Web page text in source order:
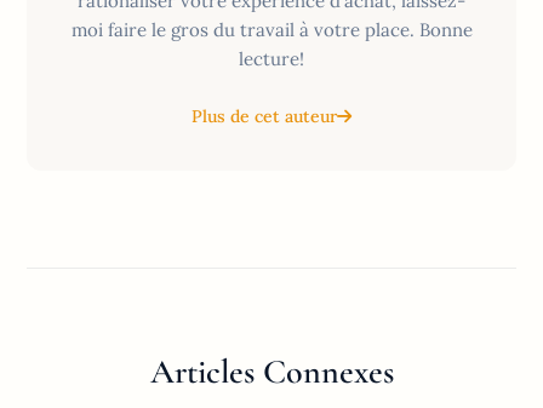
moi faire le gros du travail à votre place. Bonne
lecture!
Plus de cet auteur
Articles Connexes